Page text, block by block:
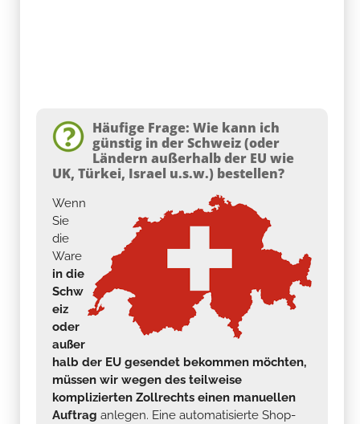
Häufige Frage: Wie kann ich
günstig in der Schweiz (oder
Ländern außerhalb der EU wie
UK, Türkei, Israel u.s.w.) bestellen?
Wenn
Sie
die
Ware
in die
Schw
eiz
oder
außer
halb der EU gesendet bekommen möchten,
müssen wir wegen des teilweise
komplizierten Zollrechts einen manuellen
Auftrag anlegen. Eine automatisierte Shop-